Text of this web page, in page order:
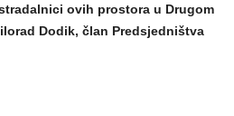
ovih prostora u Drugom
Dodik, član Predsjedništva